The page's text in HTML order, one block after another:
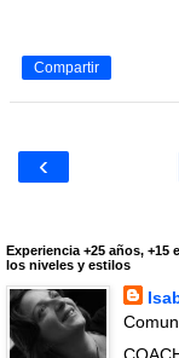
Compartir
‹
Experiencia +25 años, +15
los niveles y estilos